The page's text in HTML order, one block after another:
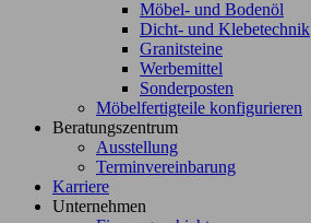
Möbel- und Bodenöl
Dicht- und Klebetechnik
Granitsteine
Werbemittel
Sonderposten
Möbelfertigteile konfigurieren
Beratungszentrum
Ausstellung
Terminvereinbarung
Karriere
Unternehmen